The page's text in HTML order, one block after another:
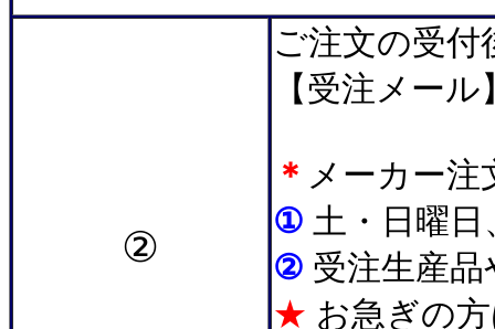
②
ご注文の受
【受注メー
＊ メーカー注
① 土・日曜
② 受注生産
★ お急ぎの